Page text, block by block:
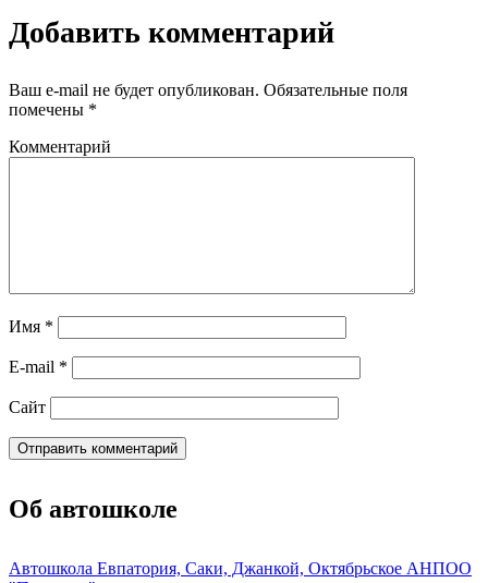
Добавить комментарий
Ваш e-mail не будет опубликован. Обязательные поля
помечены *
Комментарий
Имя *
E-mail *
Сайт
Об автошколе
Автошкола Евпатория, Саки, Джанкой, Октябрьское АНПОО